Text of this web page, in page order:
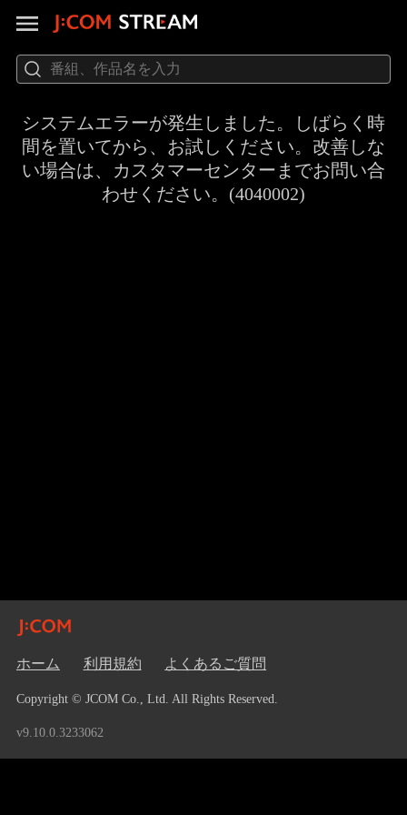
システムエラーが発生しました。しばらく時
間を置いてから、お試しください。改善しな
い場合は、カスタマーセンターまでお問い合
わせください。(4040002)
ホーム 利用規約 よくあるご質問
Copyright © JCOM Co., Ltd. All Rights Reserved.
v9.10.0.3233062